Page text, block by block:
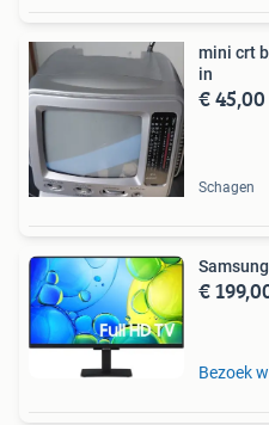
mini crt b/
in
€ 45,00
Schagen
€
Bezoek